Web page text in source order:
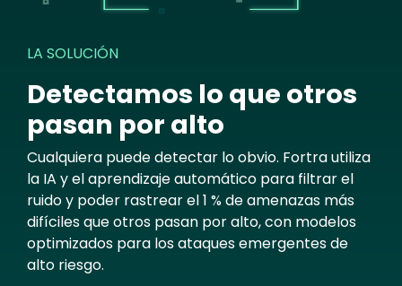
LA SOLUCIÓN
Detectamos lo que otros
pasan por alto
Cualquiera puede detectar lo obvio. Fortra utiliza
la IA y el aprendizaje automático para filtrar el
ruido y poder rastrear el 1 % de amenazas más
difíciles que otros pasan por alto, con modelos
optimizados para los ataques emergentes de
alto riesgo.